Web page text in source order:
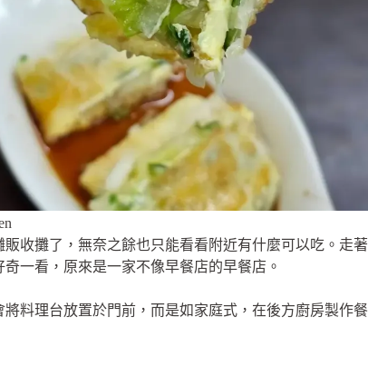
收攤了，無奈之餘也只能看看附近有什麼可以吃。走著
一看，原來是一家不像早餐店的早餐店。
料理台放置於門前，而是如家庭式，在後方廚房製作餐